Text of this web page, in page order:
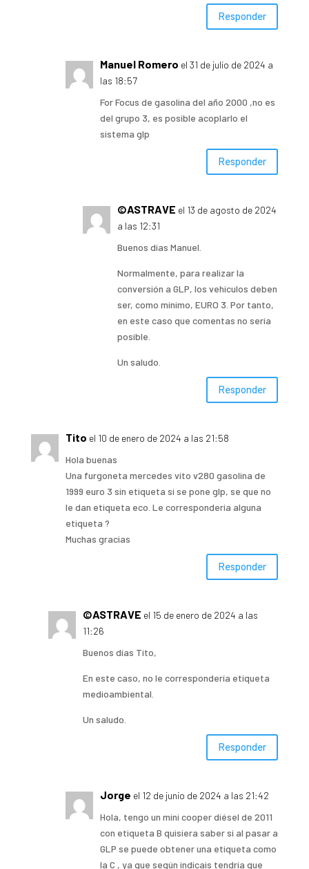
Responder
Manuel Romero el 31 de julio de 2024 a
las 18:57
For Focus de gasolina del año 2000 ,no es
del grupo 3, es posible acoplarlo el
sistema glp
Responder
©ASTRAVE el 13 de agosto de 2024
a las 12:31
Buenos días Manuel.
Normalmente, para realizar la
conversión a GLP, los vehículos deben
ser, como mínimo, EURO 3. Por tanto,
en este caso que comentas no sería
posible.
Un saludo.
Responder
Tito el 10 de enero de 2024 a las 21:58
Hola buenas
Una furgoneta mercedes vito v280 gasolina de
1999 euro 3 sin etiqueta si se pone glp, se que no
le dan etiqueta eco. Le correspondería alguna
etiqueta ?
Muchas gracias
Responder
©ASTRAVE el 15 de enero de 2024 a las
11:26
Buenos días Tito,
En este caso, no le correspondería etiqueta
medioambiental.
Un saludo.
Responder
Jorge el 12 de junio de 2024 a las 21:42
Hola, tengo un mini cooper diésel de 2011
con etiqueta B quisiera saber si al pasar a
GLP se puede obtener una etiqueta como
la C , ya que según indicais tendría que